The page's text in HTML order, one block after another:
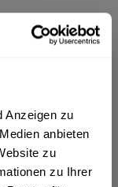
Anzeigen zu
anbieten
zu
zu Ihrer